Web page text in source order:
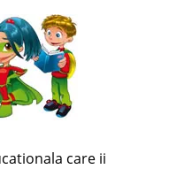
care ii